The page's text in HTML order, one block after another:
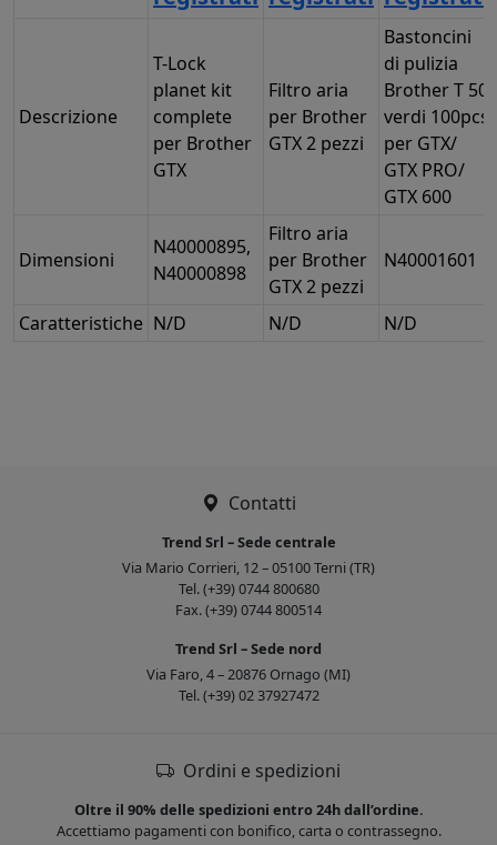
Descrizione
T-Lock
planet kit
complete
per Brother
GTX
Filtro aria
per Brother
GTX 2 pezzi
Bastoncini
di pulizia
Brother T 50
verdi 100pcs
per GTX/
GTX PRO/
GTX 600
Dimensioni
N40000895,
N40000898
Filtro aria
per Brother
GTX 2 pezzi
N40001601
Caratteristiche N/D N/D N/D
Contatti
Trend Srl – Sede centrale
Via Mario Corrieri, 12 – 05100 Terni (TR)
Tel. (+39) 0744 800680
Fax. (+39) 0744 800514
Trend Srl – Sede nord
Via Faro, 4 – 20876 Ornago (MI)
Tel. (+39) 02 37927472
Ordini e spedizioni
Oltre il 90% delle spedizioni entro 24h dall’ordine.
Accettiamo pagamenti con bonifico, carta o contrassegno.